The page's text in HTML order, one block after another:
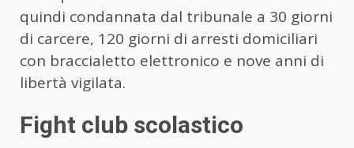
quindi condannata dal tribunale a 30 giorni
di carcere, 120 giorni di arresti domiciliari
con braccialetto elettronico e nove anni di
libertà vigilata.
Fight club scolastico